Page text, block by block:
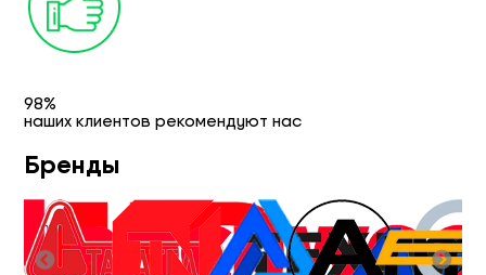
98%
наших клиентов рекомендуют нас
Бренды